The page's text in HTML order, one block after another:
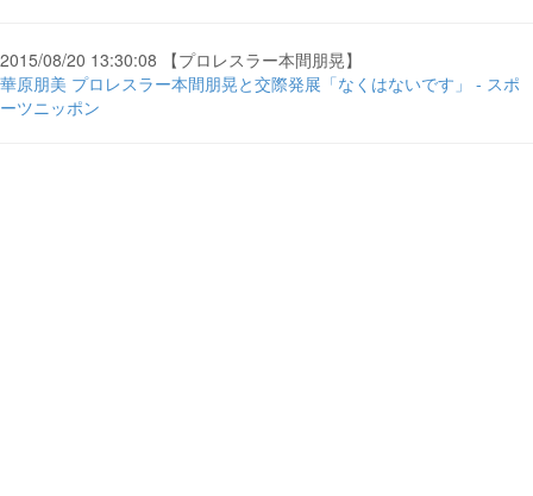
2015/08/20 13:30:08 【プロレスラー本間朋晃】
華原朋美 プロレスラー本間朋晃と交際発展「なくはないです」 - スポ
ーツニッポン